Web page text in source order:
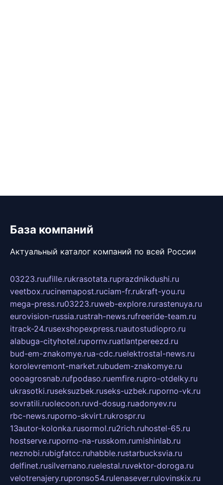
База компаний
Актуальный каталог компаний по всей России
03223.ruufille.rukrasotata.ruprazdnikdushi.ru
veetbox.rucinemapost.ruciam-fr.rukraft-you.ru
mega-press.ru03223.ruweb-explore.rurastenuya.ru
eurovision-russia.rustrah-news.rufreeride-team.ru
itrack-24.rusexshopexpress.ruautostudiopro.ru
alabuga-cityhotel.rupornv.ruatlantpereezd.ru
bud-em-znakomye.rua-cdc.ruelektrostal-news.ru
korolevremont-market.rubudem-znakomye.ru
oooagrosnab.rufpodaso.ruemfire.rupro-otdelky.ru
ukrasotki.ruseksuzbek.ruseks-uzbek.ruporno-vk.ru
sovratili.ruolecoon.ruvd-dosug.ruadonyev.ru
rbc-news.ruporno-skvirt.rukrospr.ru
13autor-kolonka.rusormol.ru2rich.ruhostel-65.ru
hostserve.ruporno-na-russkom.rumishinlab.ru
neznobi.rubigfatcc.ruhabble.rustarbucksvia.ru
delfinet.rusilvernano.ruelestal.ruvektor-doroga.ru
velotrenajery.rupronso54.rulenasever.rulovinskix.ru